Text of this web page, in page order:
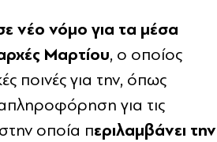
νέο νόμο για τα μέσα
Μαρτίου, ο οποίος
ποινές για την, όπως
για τις
οποία περιλαμβάνει την